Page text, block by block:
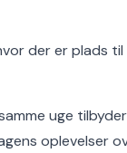
der er plads
uge
oplevelser